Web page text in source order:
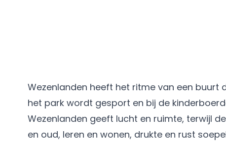
Wezenlanden heeft het ritme van een buurt
het park wordt gesport en bij de
Wezenlanden geeft lucht en ruimte, terwijl
en oud, leren en wonen, drukte en rust